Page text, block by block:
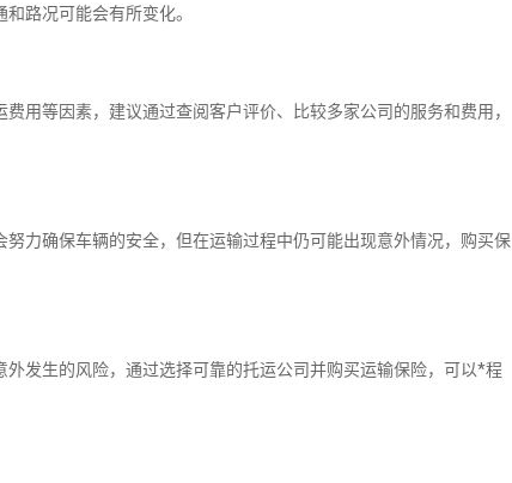
路况可能会有所变化。
等因素，建议通过查阅客户评价、比较多家公司的服务和费用，
力确保车辆的安全，但在运输过程中仍可能出现意外情况，购买保
发生的风险，通过选择可靠的托运公司并购买运输保险，可以*程